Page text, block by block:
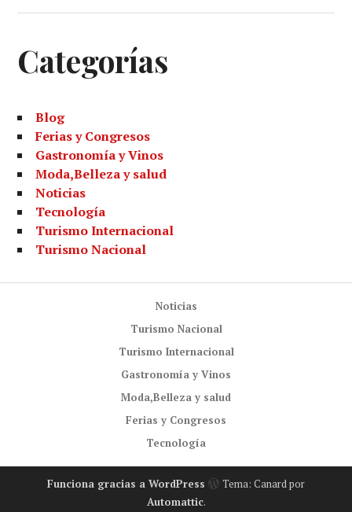
Categorías
Blog
Ferias y Congresos
Gastronomía y Vinos
Moda,Belleza y salud
Noticias
Tecnología
Turismo Internacional
Turismo Nacional
Noticias
Turismo Nacional
Turismo Internacional
Gastronomía y Vinos
Moda,Belleza y salud
Ferias y Congresos
Tecnología
Funciona gracias a WordPress
Tema: Canard por
Automattic.